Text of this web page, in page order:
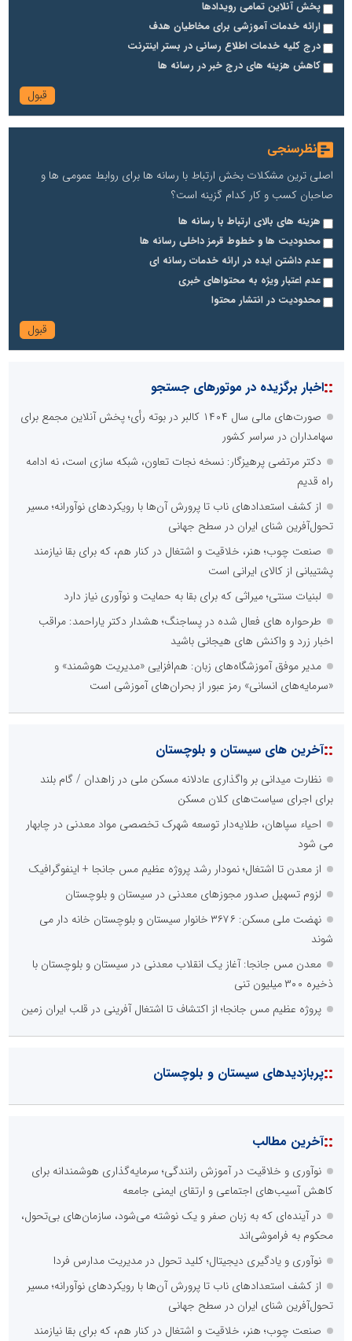
پخش آنلاین تمامی رویدادها
ارائه خدمات آموزشی برای مخاطیان هدف
درج کلیه خدمات اطلاع رسانی در بستر اینترنت
کاهش هزینه های درج خبر در رسانه ها
نظرسنجی
اصلی ترین مشکلات بخش ارتباط با رسانه ها برای روابط عمومی ها و
صاحبان کسب و کار کدام گزینه است؟
هزینه های بالای ارتباط با رسانه ها
محدودیت ها و خطوط قرمز داخلی رسانه ها
عدم داشتن ایده در ارائه خدمات رسانه ای
عدم اعتبار ویژه به محتواهای خبری
محدودیت در انتشار محتوا
::اخبار برگزیده در موتورهای جستجو
صورت‌های مالی سال ۱۴۰۴ کالبر در بوته رأی؛ پخش آنلاین مجمع برای
سهامداران در سراسر کشور
دکتر مرتضی پرهیزگار: نسخه نجات تعاون، شبکه سازی است، نه ادامه
راه قدیم
از کشف استعدادهای ناب تا پرورش آن‌ها با رویکردهای نوآورانه؛ مسیر
تحول‌آفرین شنای ایران در سطح جهانی
صنعت چوب؛ هنر، خلاقیت و اشتغال در کنار هم، که برای بقا نیازمند
پشتیبانی از کالای ایرانی است
لبنیات سنتی؛ میراثی که برای بقا به حمایت و نوآوری نیاز دارد
طرحواره های فعال شده در پساجنگ؛ هشدار دکتر یاراحمد: مراقب
اخبار زرد و واکنش های هیجانی باشید
مدیر موفق آموزشگاه‌های زبان: هم‌افزایی «مدیریت هوشمند» و
«سرمایه‌های انسانی» رمز عبور از بحران‌های آموزشی است
::آخرین های سیستان و بلوچستان
نظارت میدانی بر واگذاری عادلانه مسکن ملی در زاهدان / گام بلند
برای اجرای سیاست‌های کلان مسکن
احیاء سپاهان، طلایه‌دار توسعه شهرک تخصصی مواد معدنی در چابهار
می شود
از معدن تا اشتغال؛ نمودار رشد پروژه عظیم مس جانجا + اینفوگرافیک
لزوم تسهیل صدور مجوزهای معدنی در سیستان و بلوچستان
نهضت ملی مسکن: ۳۶۷۶ خانوار سیستان و بلوچستان خانه دار می
شوند
معدن مس جانجا: آغاز یک انقلاب معدنی در سیستان و بلوچستان با
ذخیره ۳۰۰ میلیون تنی
پروژه عظیم مس جانجا؛ از اکتشاف تا اشتغال آفرینی در قلب ایران زمین
::پربازدیدهای سیستان و بلوچستان
::آخرین مطالب
نوآوری و خلاقیت در آموزش رانندگی؛ سرمایه‌گذاری هوشمندانه برای
کاهش آسیب‌های اجتماعی و ارتقای ایمنی جامعه
در آینده‌ای که به زبان صفر و یک نوشته می‌شود، سازمان‌های بی‌تحول،
محکوم به فراموشی‌اند
نوآوری و یادگیری دیجیتال؛ کلید تحول در مدیریت مدارس فردا
از کشف استعدادهای ناب تا پرورش آن‌ها با رویکردهای نوآورانه؛ مسیر
تحول‌آفرین شنای ایران در سطح جهانی
صنعت چوب؛ هنر، خلاقیت و اشتغال در کنار هم، که برای بقا نیازمند